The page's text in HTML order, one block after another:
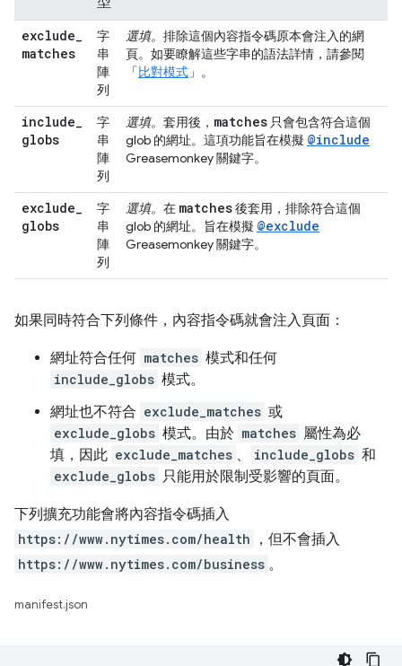
exclude_
matches
字
串
陣
列
選填。 排除這個內容指令碼原本會注入的網
頁。如要瞭解這些字串的語法詳情，請參閱
「比對模式 」。
include_
globs
字
串
陣
列
選填。 套用後， matches 只會包含符合這個
glob 的網址。這項功能旨在模擬 @include
Greasemonkey 關鍵字。
exclude_
globs
字
串
陣
列
選填。 在 matches後套用，排除符合這個
glob 的網址。旨在模擬 @exclude
Greasemonkey 關鍵字。
如果同時符合下列條件，內容指令碼就會注入頁面：
網址符合任何 matches 模式和任何
include_globs 模式。
網址也不符合 exclude_matches 或
exclude_globs 模式。由於 matches 屬性為必
填，因此 exclude_matches 、 include_globs 和
exclude_globs 只能用於限制受影響的頁面。
下列擴充功能會將內容指令碼插入
https://www.nytimes.com/health ，但不會插入
https://www.nytimes.com/business 。
manifest.json